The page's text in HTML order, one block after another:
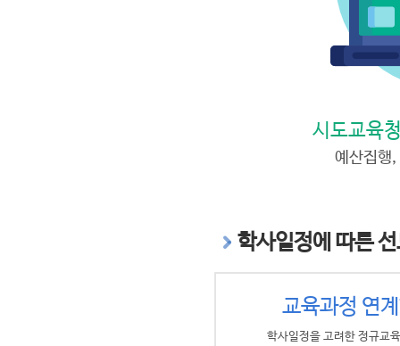
시도교육
예산집행,
학사일정에 따른
교육과정 연
학사일정을 고려한 정규교